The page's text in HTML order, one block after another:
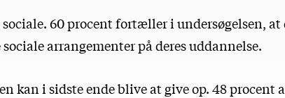
sociale. 60 procent fortæller i undersøgelsen,
arrangementer på deres uddannelse.
kan i sidste ende blive at give op. 48 procent